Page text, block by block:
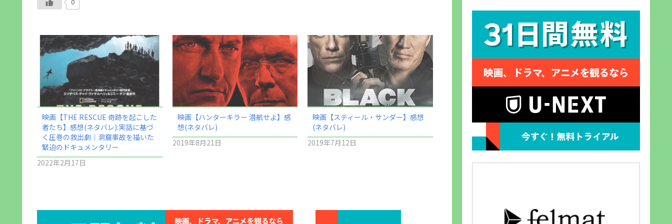
映画【THE RESCUE 奇跡を起こした
者たち】感想(ネタバレ):実話に基づ
く圧巻の救出劇｜洞窟事故を描いた
緊迫のドキュメンタリー
2022年2月17日
映画【ハンターキラー 潜航せよ】感
想(ネタバレ)
2019年8月21日
映画【スティール・サンダー】感想
(ネタバレ)
2019年7月12日